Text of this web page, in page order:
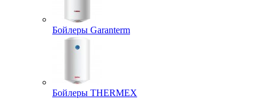
Бойлеры Garanterm
Бойлеры THERMEX